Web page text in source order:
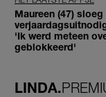
Maureen (47) sloeg
'Ik werd meteen
geblokkeerd'
LINDA.